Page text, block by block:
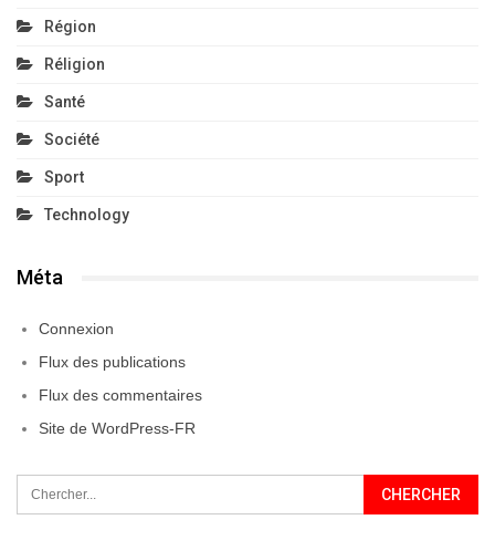
Région
Réligion
Santé
Société
Sport
Technology
Méta
Connexion
Flux des publications
Flux des commentaires
Site de WordPress-FR